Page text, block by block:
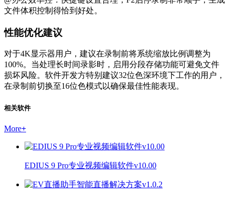
文件体积控制得恰到好处。
性能优化建议
对于4K显示器用户，建议在录制前将系统缩放比例调整为
100%。当处理长时间录影时，启用分段存储功能可避免文件
损坏风险。软件开发方特别建议32位色深环境下工作的用户，
在录制前切换至16位色模式以确保最佳性能表现。
相关软件
More+
EDIUS 9 Pro专业视频编辑软件v10.00